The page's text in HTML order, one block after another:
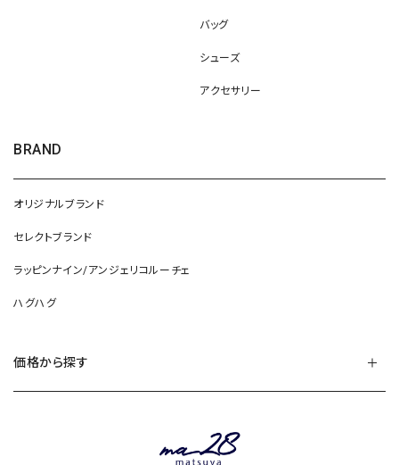
バッグ
シューズ
アクセサリー
BRAND
オリジナルブランド
セレクトブランド
ラッピンナイン/アンジェリコルーチェ
ハグハグ
価格から探す